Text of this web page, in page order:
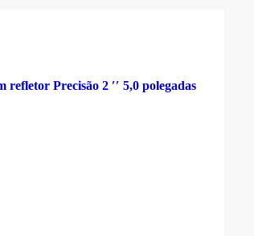
Precisão 2 ′′ 5,0 polegadas